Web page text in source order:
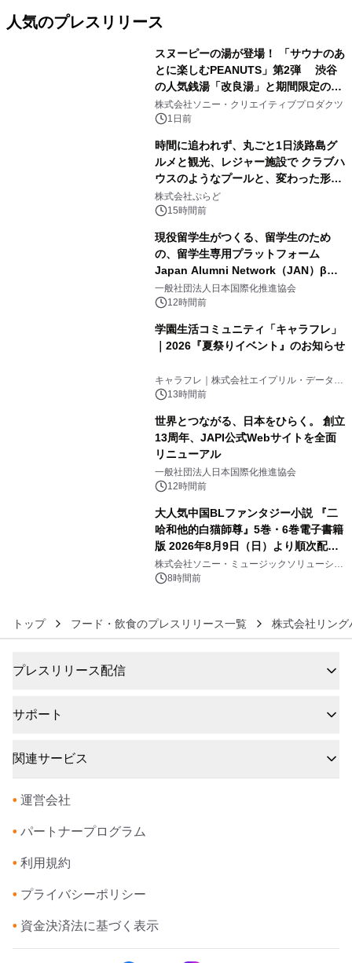
人気のプレスリリース
スヌーピーの湯が登場！ 「サウナのあ
とに楽しむPEANUTS」第2弾 渋谷
の人気銭湯「改良湯」と期間限定のコ
ラボレーション サウナイキタイコラ
ボグッズも発売決定！
株式会社ソニー・クリエイティブプロダクツ
1日前
時間に追われず、丸ごと1日淡路島グ
ルメと観光、レジャー施設で クラブハ
ウスのようなプールと、変わった形の
サウナも 「THE BOXY AWAJI」のお
得な素泊まり連泊プランで
株式会社ぷらど
15時間前
現役留学生がつくる、留学生のため
の、留学生専用プラットフォーム
Japan Alumni Network（JAN）β版
をリリース
一般社団法人日本国際化推進協会
12時間前
学園生活コミュニティ「キャラフレ」
｜2026『夏祭りイベント』のお知らせ
キャラフレ｜株式会社エイプリル・データ・
デザインズ
13時間前
世界とつながる、日本をひらく。 創立
13周年、JAPI公式Webサイトを全面
リニューアル
一般社団法人日本国際化推進協会
12時間前
大人気中国BLファンタジー小説 『二
哈和他的白猫師尊』5巻・6巻電子書籍
版 2026年8月9日（日）より順次配信
開始
株式会社ソニー・ミュージックソリューショ
ンズ8時間前
トップ フード・飲食のプレスリリース一覧 株式会社リング
プレスリリース配信
サポート
関連サービス
• 運営会社
• パートナープログラム
• 利用規約
• プライバシーポリシー
• 資金決済法に基づく表示